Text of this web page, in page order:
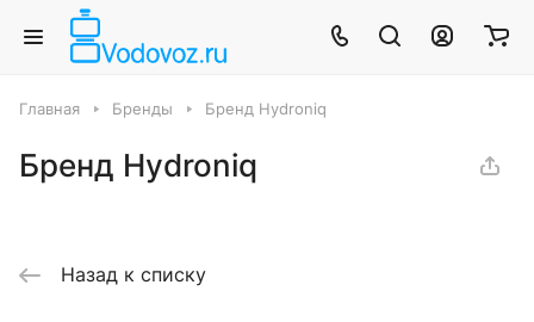
Главная Бренды Бренд Hydroniq
Бренд Hydroniq
Назад к списку